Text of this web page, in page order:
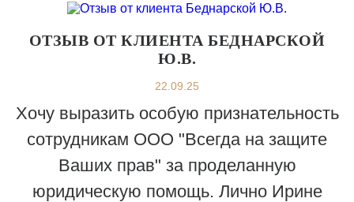
ОТЗЫВ ОТ КЛИЕНТА БЕДНАРСКОЙ
Ю.В.
22.09.25
Хочу выразить особую признательность
сотрудникам ООО "Всегда на защите
Ваших прав" за проделанную
юридическую помощь. Лично Ирине